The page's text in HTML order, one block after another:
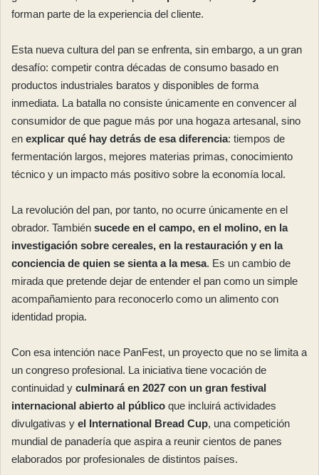
forman parte de la experiencia del cliente.
Esta nueva cultura del pan se enfrenta, sin embargo, a un gran
desafío: competir contra décadas de consumo basado en
productos industriales baratos y disponibles de forma
inmediata. La batalla no consiste únicamente en convencer al
consumidor de que pague más por una hogaza artesanal, sino
en explicar qué hay detrás de esa diferencia: tiempos de
fermentación largos, mejores materias primas, conocimiento
técnico y un impacto más positivo sobre la economía local.
La revolución del pan, por tanto, no ocurre únicamente en el
obrador. También sucede en el campo, en el molino, en la
investigación sobre cereales, en la restauración y en la
conciencia de quien se sienta a la mesa. Es un cambio de
mirada que pretende dejar de entender el pan como un simple
acompañamiento para reconocerlo como un alimento con
identidad propia.
Con esa intención nace PanFest, un proyecto que no se limita a
un congreso profesional. La iniciativa tiene vocación de
continuidad y culminará en 2027 con un gran festival
internacional abierto al público que incluirá actividades
divulgativas y el International Bread Cup, una competición
mundial de panadería que aspira a reunir cientos de panes
elaborados por profesionales de distintos países.